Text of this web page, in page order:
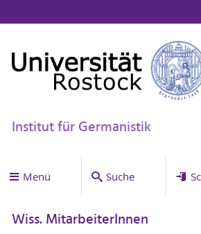
Institut für Germanistik
Menü Suche
Wiss. MitarbeiterInnen